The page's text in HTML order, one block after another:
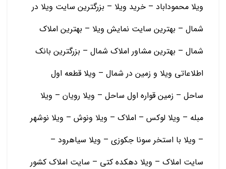
ویلا محموداباد – خرید ویلا – بزرگترین سایت ویلا در
شمال – بهترین سایت نمایش ویلا – بهترین املاک
شمال – بهترین مشاور املاک شمال – بزرگترین بانک
اطلاعاتی ویلا و زمین در شمال – ویلا قطعه اول
ساحل – زمین قواره اول ساحل – ویلا رویان – ویلا
مبله – ویلا لوکس – املاک – ویلا ونوش – ویلا نوشهر
– ویلا با استخر سونا جکوزی – ویلا سیاهرود –
سایت املاک – ویلا دهکده کتی – سایت املاک کشور